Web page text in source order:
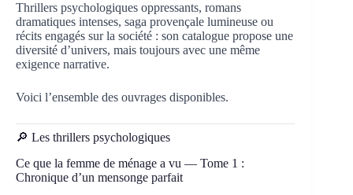
Thrillers psychologiques oppressants, romans
dramatiques intenses, saga provençale lumineuse ou
récits engagés sur la société : son catalogue propose une
diversité d’univers, mais toujours avec une même
exigence narrative.
Voici l’ensemble des ouvrages disponibles.
🔎 Les thrillers psychologiques
Ce que la femme de ménage a vu — Tome 1 :
Chronique d’un mensonge parfait